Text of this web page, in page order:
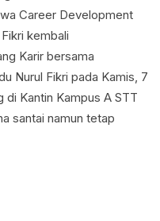
Career Development
kembali
Karir bersama
Nurul Fikri pada Kamis, 7
di Kantin Kampus A STT
santai namun tetap